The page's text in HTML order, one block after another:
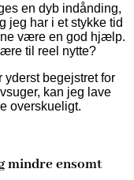
en dyb indånding,
jeg har i et stykke tid
være en god hjælp.
til reel nytte?
yderst begejstret for
kan jeg lave
overskueligt.
mindre ensomt